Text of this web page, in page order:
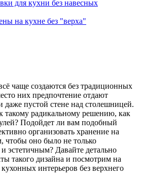
для кухни без навесных
на кухне без "верха"
чаще создаются без традиционных
них предпочтение отдают
пустой стене над столешницей.
такому радикальному решению, как
Подойдет ли вам подобный
организовать хранение на
чтобы оно было не только
эстетичным? Давайте детально
такого дизайна и посмотрим на
интерьеров без верхнего